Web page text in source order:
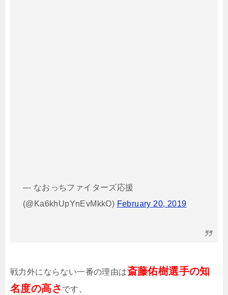
— なおっちファイターズ応援
(@Ka6khUpYnEvMkkO) February 20, 2019
戦力外にならない一番の理由は斎藤佑樹選手の知
名度の高さ です。